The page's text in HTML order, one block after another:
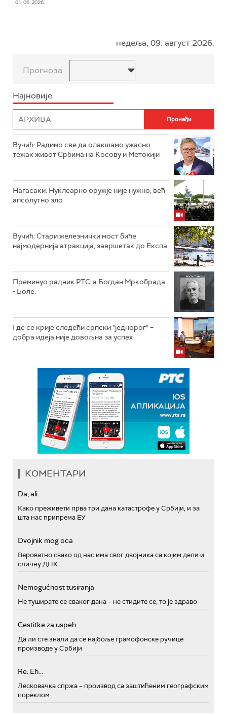
01. 06. 2026.
недеља, 09. август 2026.
Прогноза
Најновије
Вучић: Радимо све да олакшамо ужасно
тежак живот Србима на Косову и Метохији
Нагасаки: Нуклеарно оружје није нужно, већ
апсолутно зло
Вучић: Стари железнички мост биће
најмодернија атракција, завршетак до Експа
Преминуо радник РТС-а Богдан Мркобрада
- Боле.
Где се крије следећи српски "једнорог" –
добра идеја није довољна за успех
КОМЕНТАРИ
Da, ali...
Како преживети прва три дана катастрофе у Србији, и за
шта нас припрема ЕУ
Dvojnik mog oca
Вероватно свако од нас има свог двојника са којим дели и
сличну ДНК
Nemogućnost tusiranja
Не туширате се сваког дана – не стидите се, то је здраво
Cestitke za uspeh
Да ли сте знали да се најбоље грамофонске ручице
производе у Србији
Re: Eh...
Лесковачка спржа – производ са заштићеним географским
пореклом